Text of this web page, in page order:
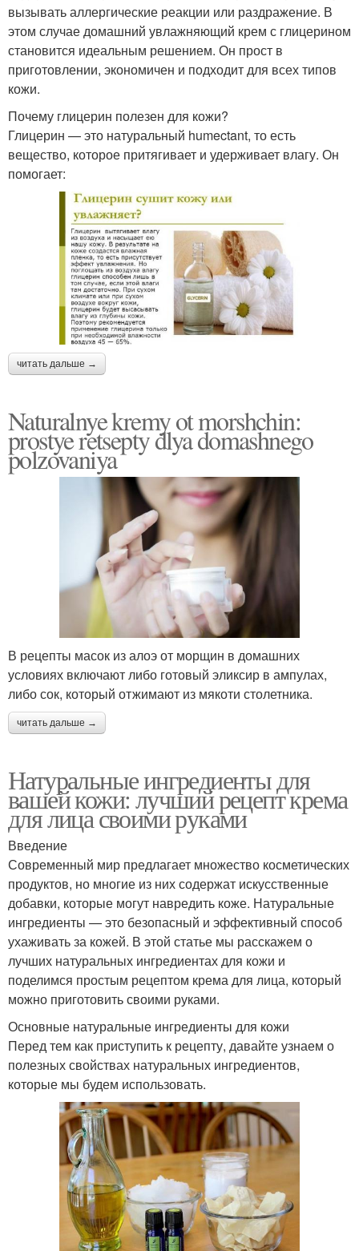
вызывать аллергические реакции или раздражение. В
этом случае домашний увлажняющий крем с глицерином
становится идеальным решением. Он прост в
приготовлении, экономичен и подходит для всех типов
кожи.
Почему глицерин полезен для кожи?
Глицерин — это натуральный humectant, то есть
вещество, которое притягивает и удерживает влагу. Он
помогает:
читать дальше →
Naturalnye kremy ot morshchin:
prostye retsepty dlya domashnego
polzovaniya
В рецепты масок из алоэ от морщин в домашних
условиях включают либо готовый эликсир в ампулах,
либо сок, который отжимают из мякоти столетника.
читать дальше →
Натуральные ингредиенты для
вашей кожи: лучший рецепт крема
для лица своими руками
Введение
Современный мир предлагает множество косметических
продуктов, но многие из них содержат искусственные
добавки, которые могут навредить коже. Натуральные
ингредиенты — это безопасный и эффективный способ
ухаживать за кожей. В этой статье мы расскажем о
лучших натуральных ингредиентах для кожи и
поделимся простым рецептом крема для лица, который
можно приготовить своими руками.
Основные натуральные ингредиенты для кожи
Перед тем как приступить к рецепту, давайте узнаем о
полезных свойствах натуральных ингредиентов,
которые мы будем использовать.